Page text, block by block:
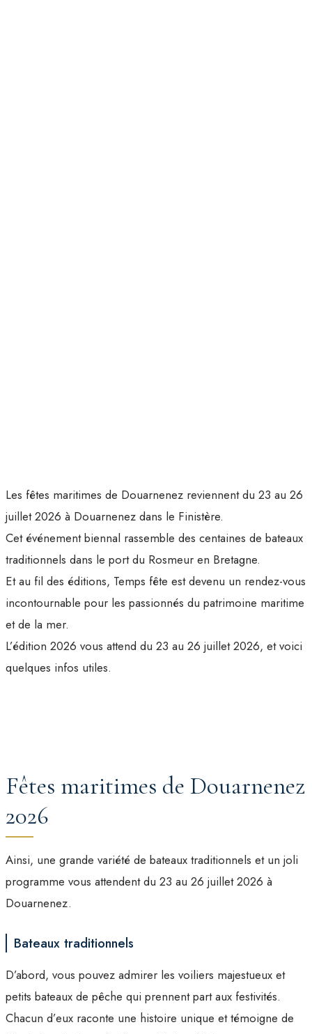
Les fêtes maritimes de Douarnenez reviennent du 23 au 26
juillet 2026 à Douarnenez dans le Finistère.
Cet événement biennal rassemble des centaines de bateaux
traditionnels dans le port du Rosmeur en Bretagne.
Et au fil des éditions, Temps fête est devenu un rendez-vous
incontournable pour les passionnés du patrimoine maritime
et de la mer.
L’édition 2026 vous attend du 23 au 26 juillet 2026, et voici
quelques infos utiles.
Fêtes maritimes de Douarnenez
2026
Ainsi, une grande variété de bateaux traditionnels et un joli
programme vous attendent du 23 au 26 juillet 2026 à
Douarnenez.
Bateaux traditionnels
D’abord, vous pouvez admirer les voiliers majestueux et
petits bateaux de pêche qui prennent part aux festivités.
Chacun d’eux raconte une histoire unique et témoigne de